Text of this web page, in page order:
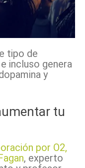
tipo de
incluso genera
y
tu
por O2,
, experto